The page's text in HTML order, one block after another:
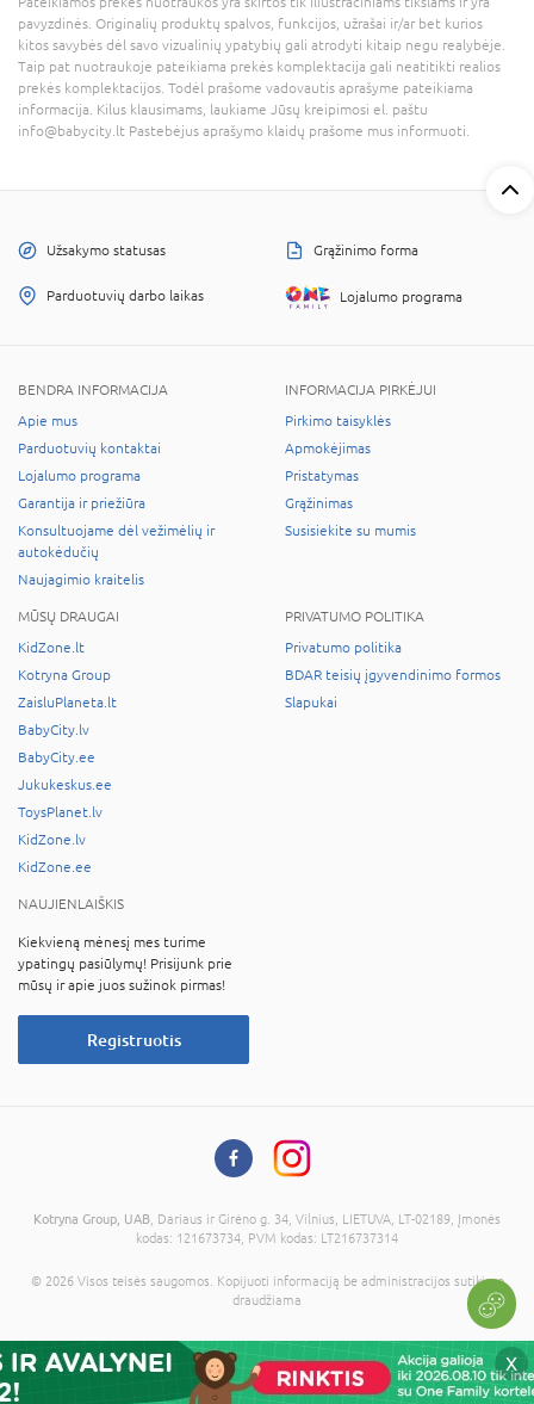
Į krepšelį
pavyzdinės. Originalių produktų spalvos, funkcijos, užrašai ir/ar bet kurios
kitos savybės dėl savo vizualinių ypatybių gali atrodyti kitaip negu realybėje.
Taip pat nuotraukoje pateikiama prekės komplektacija gali neatitikti realios
prekės komplektacijos. Todėl prašome vadovautis aprašyme pateikiama
informacija. Kilus klausimams, laukiame Jūsų kreipimosi el. paštu
info@babycity.lt Pastebėjus aprašymo klaidų prašome mus informuoti.
X
Užsakymo statusas Grąžinimo forma
Parduotuvių darbo laikas Lojalumo programa
BENDRA INFORMACIJA
Apie mus
Parduotuvių kontaktai
Lojalumo programa
Garantija ir priežiūra
Konsultuojame dėl vežimėlių ir
autokėdučių
Naujagimio kraitelis
INFORMACIJA PIRKĖJUI
Pirkimo taisyklės
Apmokėjimas
Pristatymas
Grąžinimas
Susisiekite su mumis
MŪSŲ DRAUGAI
KidZone.lt
Kotryna Group
ZaisluPlaneta.lt
BabyCity.lv
BabyCity.ee
Jukukeskus.ee
ToysPlanet.lv
KidZone.lv
KidZone.ee
PRIVATUMO POLITIKA
Privatumo politika
BDAR teisių įgyvendinimo formos
Slapukai
NAUJIENLAIŠKIS
Kiekvieną mėnesį mes turime
ypatingų pasiūlymų! Prisijunk prie
mūsų ir apie juos sužinok pirmas!
Registruotis
Kotryna Group, UAB , Dariaus ir Girėno g. 34, Vilnius, LIETUVA, LT-02189, Įmonės
kodas: 121673734, PVM kodas: LT216737314
© 2026 Visos teisės saugomos. Kopijuoti informaciją be administracijos sutikimo
draudžiama